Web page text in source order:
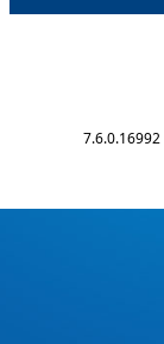
7.6.0.16992